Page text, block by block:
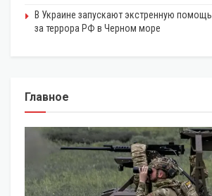
В Украине запускают экстренную
за террора РФ в Черном море
Главное